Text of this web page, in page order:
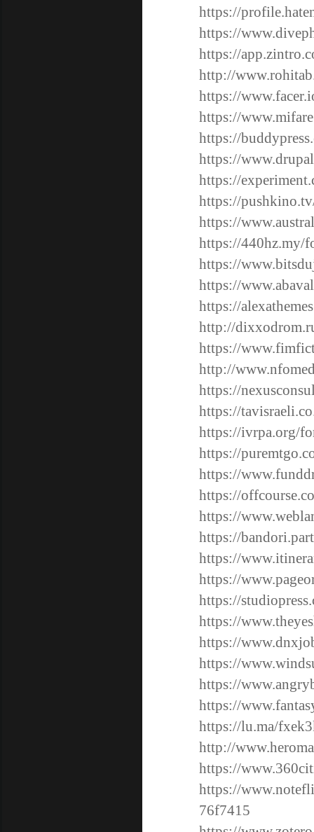
https://
https://
https://
http://
https://
https://
https://
https://
https://
https://
https://
https://440hz.my/
https://
https://
https://
http://
https://
http://
https://
https://
https://ivrpa.org/
https://
https://
https://
https://
https://
https://
https://
https://
https://
https://
https://
https://
https://
https://lu.ma/
http://
https://
https://
76f7415